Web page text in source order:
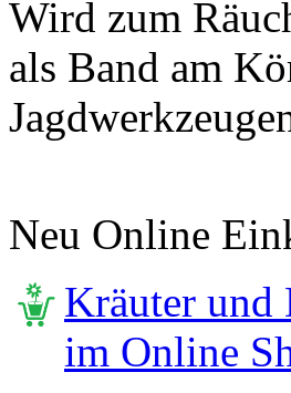
Wird zum
als Band am
Neu Online
Kräuter und
im Online